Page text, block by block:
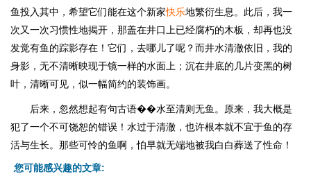
鱼投入其中，希望它们能在这个新家快乐地繁衍生息。此后，我一
次又一次习惯性地揭开，那盖在井口上已经腐朽的木板，却再也没
发觉有鱼的踪影存在！它们，去哪儿了呢？而井水清澈依旧，我的
身影，无不清晰映现于镜一样的水面上；沉在井底的几片变黑的树
叶，清晰可见，似一幅简约的装饰画。
后来，忽然想起有句古语��水至清则无鱼。原来，我大概是
犯了一个不可饶恕的错误！水过于清澈，也许根本就不宜于鱼的存
活与生长。那些可怜的鱼啊，怕早就无端地被我白白葬送了性命！
您可能感兴趣的文章: